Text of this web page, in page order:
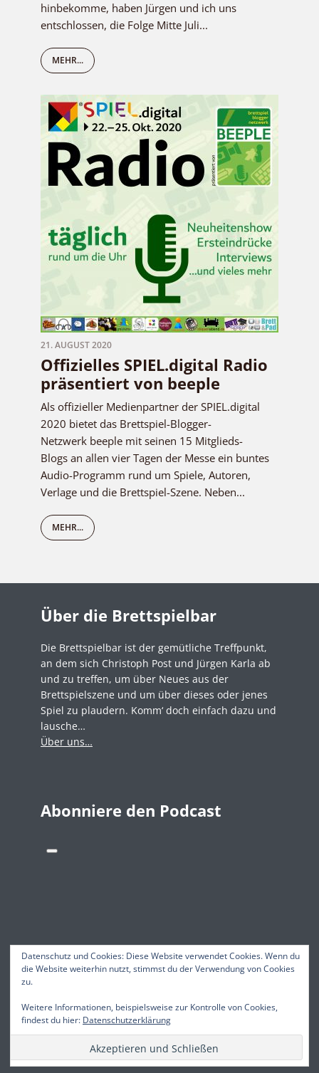
hinbekomme, haben Jürgen und ich uns
entschlossen, die Folge Mitte Juli...
MEHR...
21. AUGUST 2020
Offizielles SPIEL.digital Radio
präsentiert von beeple
Als offizieller Medienpartner der SPIEL.digital
2020 bietet das Brettspiel-Blogger-
Netzwerk beeple mit seinen 15 Mitglieds-
Blogs an allen vier Tagen der Messe ein buntes
Audio-Programm rund um Spiele, Autoren,
Verlage und die Brettspiel-Szene. Neben...
MEHR...
Über die Brettspielbar
Die Brettspielbar ist der gemütliche Treffpunkt,
an dem sich Christoph Post und Jürgen Karla ab
und zu treffen, um über Neues aus der
Brettspielszene und um über dieses oder jenes
Spiel zu plaudern. Komm‘ doch einfach dazu und
lausche…
Über uns…
Abonniere den Podcast
Wir stehen für
Datenschutz und Cookies: Diese Website verwendet Cookies. Wenn du
die Website weiterhin nutzt, stimmst du der Verwendung von Cookies
zu.
Weitere Informationen, beispielsweise zur Kontrolle von Cookies,
findest du hier: Datenschutzerklärung